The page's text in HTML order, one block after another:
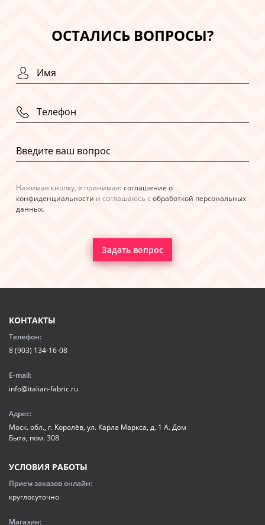
ОСТАЛИСЬ ВОПРОСЫ?
Нажимая кнопку, я принимаюсоглашение о
конфиденциальности и соглашаюсь с обработкой персональных
данных.
Задать вопрос
КОНТАКТЫ
Телефон:
8 (903) 134-16-08
E-mail:
info@italian-fabric.ru
Адрес:
Моск. обл., г. Королёв, ул. Карла Маркса, д. 1 А. Дом
Быта, пом. 308
УСЛОВИЯ РАБОТЫ
Прием заказов онлайн:
круглосуточно
Магазин: